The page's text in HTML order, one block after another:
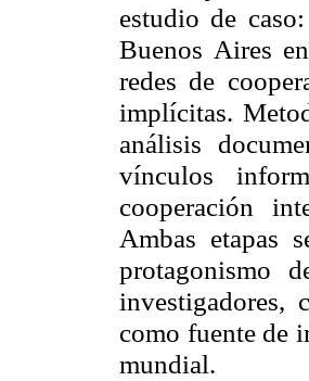
estudio de
Buenos Aires
redes de
implícitas.
análisis
vínculos
cooperación
Ambas etapas
protagonismo
investigadores,
como fuente de
mundial.